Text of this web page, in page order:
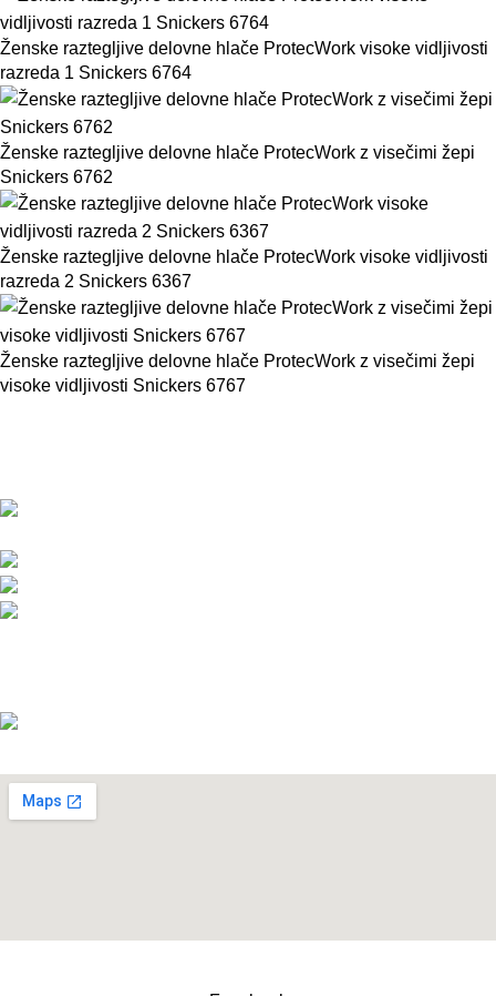
Ženske raztegljive delovne hlače ProtecWork visoke vidljivosti
razreda 1 Snickers 6764
Ženske raztegljive delovne hlače ProtecWork z visečimi žepi
Snickers 6762
Ženske raztegljive delovne hlače ProtecWork visoke vidljivosti
razreda 2 Snickers 6367
Ženske raztegljive delovne hlače ProtecWork z visečimi žepi
visoke vidljivosti Snickers 6767